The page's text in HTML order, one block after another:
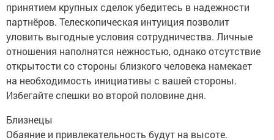
принятием крупных сделок убедитесь в надежности
партнёров. Телескопическая интуиция позволит
уловить выгодные условия сотрудничества. Личные
отношения наполнятся нежностью, однако отсутствие
открытости со стороны близкого человека намекает
на необходимость инициативы с вашей стороны.
Избегайте спешки во второй половине дня.
Близнецы
Обаяние и привлекательность будут на высоте.